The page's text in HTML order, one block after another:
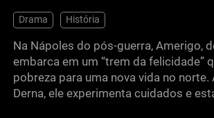
Drama História
Na Nápoles do pós-guerra, Amerigo,
embarca em um “trem da felicidade”
pobreza para uma nova vida no
Derna, ele experimenta cuidados e